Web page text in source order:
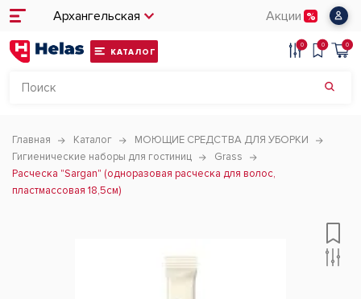
Архангельская Акции
КАТАЛОГ
0 0 0
Главная Каталог
МОЮЩИЕ СРЕДСТВА ДЛЯ УБОРКИ
Гигиенические наборы для гостиниц
Grass
Расческа "Sargan" (одноразовая расческа для волос,
пластмассовая 18,5см)